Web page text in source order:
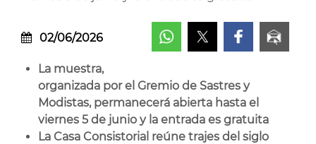
02/06/2026
La muestra,
organizada por el Gremio de Sastres y
Modistas, permanecerá abierta hasta el
viernes 5 de junio y la entrada es gratuita
La Casa Consistorial reúne trajes del siglo